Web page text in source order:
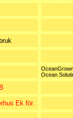
Ocean
Ek för.